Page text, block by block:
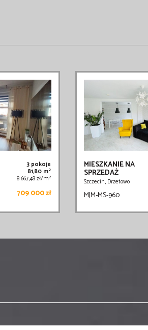
3 pokoje
81,80 m2
8 667,48 zł/m2
709 000 zł
MIESZKANIE NA
SPRZEDAŻ
Szczecin, Drzetowo
MJM-MS-960